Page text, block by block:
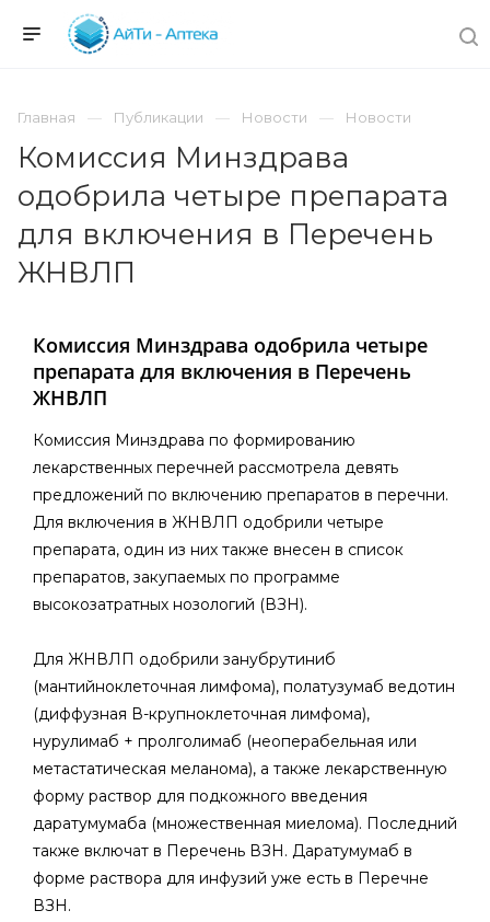
Главная Публикации Новости Новости
Комиссия Минздрава
одобрила четыре препарата
для включения в Перечень
ЖНВЛП
Комиссия Минздрава одобрила четыре
препарата для включения в Перечень
ЖНВЛП
Комиссия Минздрава по формированию
лекарственных перечней рассмотрела девять
предложений по включению препаратов в перечни.
Для включения в ЖНВЛП одобрили четыре
препарата, один из них также внесен в список
препаратов, закупаемых по программе
высокозатратных нозологий (ВЗН).
Для ЖНВЛП одобрили занубрутиниб
(мантийноклеточная лимфома), полатузумаб ведотин
(диффузная В-крупноклеточная лимфома),
нурулимаб + пролголимаб (неоперабельная или
метастатическая меланома), а также лекарственную
форму раствор для подкожного введения
даратумумаба (множественная миелома). Последний
также включат в Перечень ВЗН. Даратумумаб в
форме раствора для инфузий уже есть в Перечне
ВЗН.